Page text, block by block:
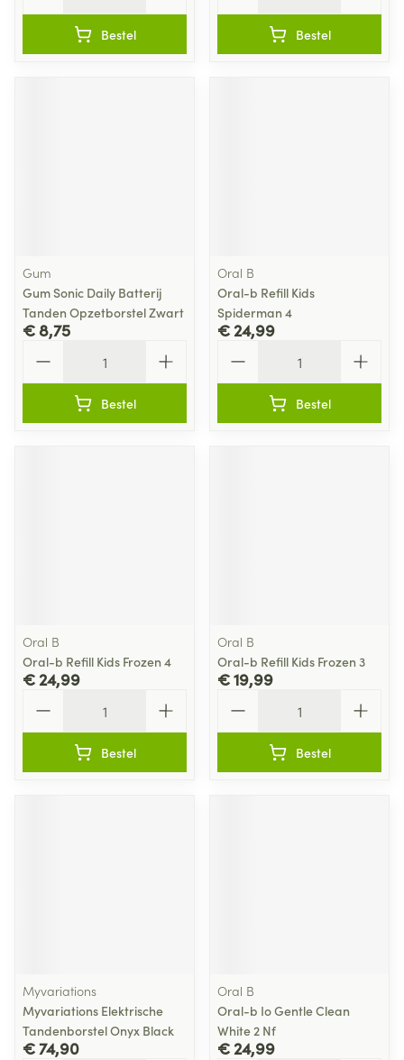
Bestel Bestel
Gum
Gum Sonic Daily Batterij
Tanden Opzetborstel Zwart
€ 8,75
Bestel
Oral B
Oral-b Refill Kids
Spiderman 4
€ 24,99
Bestel
Oral B
Oral-b Refill Kids Frozen 4
€ 24,99
Bestel
Oral B
Oral-b Refill Kids Frozen 3
€ 19,99
Bestel
Myvariations
Myvariations Elektrische
Tandenborstel Onyx Black
€ 74,90
Oral B
Oral-b Io Gentle Clean
White 2 Nf
€ 24,99